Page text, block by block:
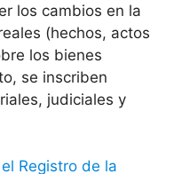
los cambios en la
(hechos, actos
los bienes
se inscriben
judiciales y
Registro de la